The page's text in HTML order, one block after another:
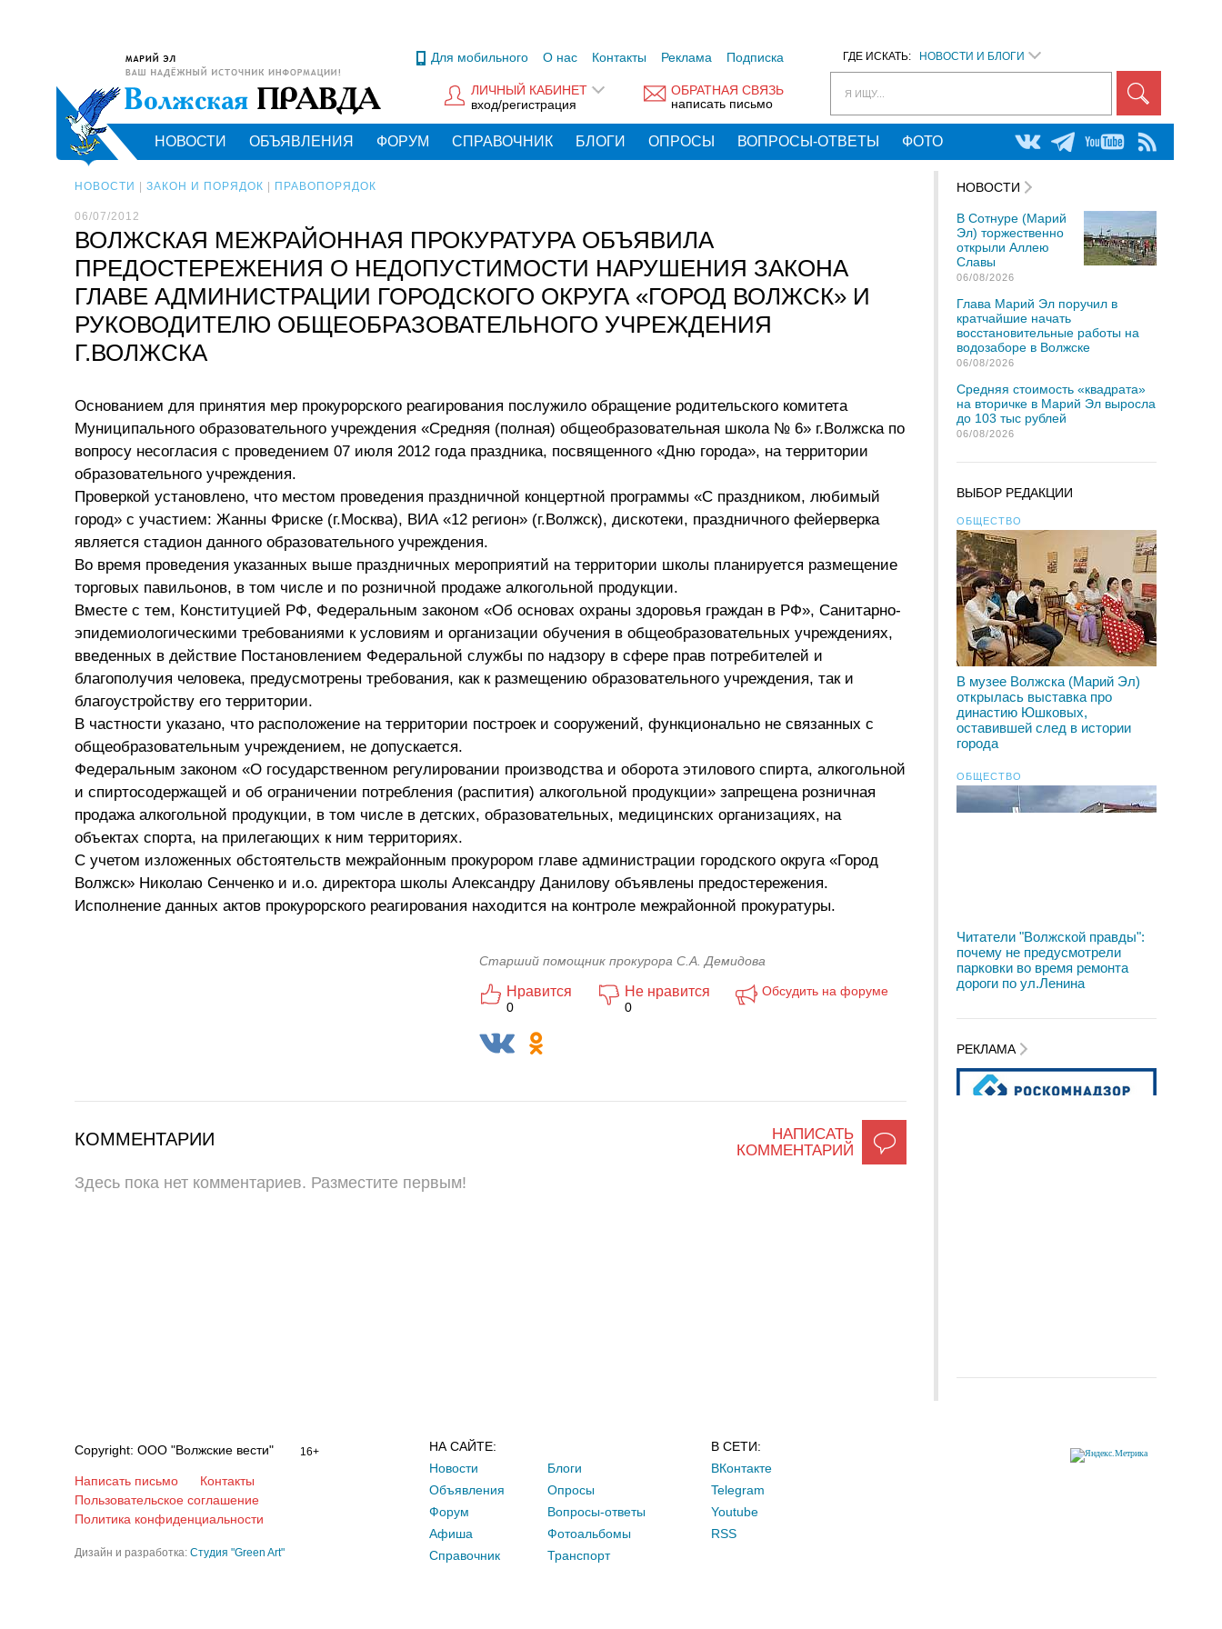
ГДЕ ИСКАТЬ: НОВОСТИ И БЛОГИ
Я ИЩУ...
Для мобильного О нас Контакты Реклама Подписка
ОБРАТНАЯ СВЯЗЬ
написать письмо
ЛИЧНЫЙ КАБИНЕТ
вход/регистрация
НОВОСТИ ОБЪЯВЛЕНИЯ ФОРУМ СПРАВОЧНИК БЛОГИ ОПРОСЫ ВОПРОСЫ-ОТВЕТЫ ФОТО
НОВОСТИ ЗАКОН И ПОРЯДОК ПРАВОПОРЯДОК
06/07/2012
ВОЛЖСКАЯ МЕЖРАЙОННАЯ ПРОКУРАТУРА ОБЪЯВИЛА
ПРЕДОСТЕРЕЖЕНИЯ О НЕДОПУСТИМОСТИ НАРУШЕНИЯ ЗАКОНА
ГЛАВЕ АДМИНИСТРАЦИИ ГОРОДСКОГО ОКРУГА «ГОРОД ВОЛЖСК» И
РУКОВОДИТЕЛЮ ОБЩЕОБРАЗОВАТЕЛЬНОГО УЧРЕЖДЕНИЯ
Г.ВОЛЖСКА
Основанием для принятия мер прокурорского реагирования послужило обращение родительского комитета
Муниципального образовательного учреждения «Средняя (полная) общеобразовательная школа № 6» г.Волжска по
вопросу несогласия с проведением 07 июля 2012 года праздника, посвященного «Дню города», на территории
образовательного учреждения.
Проверкой установлено, что местом проведения праздничной концертной программы «С праздником, любимый
город» с участием: Жанны Фриске (г.Москва), ВИА «12 регион» (г.Волжск), дискотеки, праздничного фейерверка
является стадион данного образовательного учреждения.
Во время проведения указанных выше праздничных мероприятий на территории школы планируется размещение
торговых павильонов, в том числе и по розничной продаже алкогольной продукции.
Вместе с тем, Конституцией РФ, Федеральным законом «Об основах охраны здоровья граждан в РФ», Санитарно-
эпидемиологическими требованиями к условиям и организации обучения в общеобразовательных учреждениях,
введенных в действие Постановлением Федеральной службы по надзору в сфере прав потребителей и
благополучия человека, предусмотрены требования, как к размещению образовательного учреждения, так и
благоустройству его территории.
В частности указано, что расположение на территории построек и сооружений, функционально не связанных с
общеобразовательным учреждением, не допускается.
Федеральным законом «О государственном регулировании производства и оборота этилового спирта, алкогольной
и спиртосодержащей и об ограничении потребления (распития) алкогольной продукции» запрещена розничная
продажа алкогольной продукции, в том числе в детских, образовательных, медицинских организациях, на
объектах спорта, на прилегающих к ним территориях.
С учетом изложенных обстоятельств межрайонным прокурором главе администрации городского округа «Город
Волжск» Николаю Сенченко и и.о. директора школы Александру Данилову объявлены предостережения.
Исполнение данных актов прокурорского реагирования находится на контроле межрайонной прокуратуры.
Старший помощник прокурора С.А. Демидова
Нравится
0
Не нравится
0
Обсудить на форуме
НАПИСАТЬ
КОММЕНТАРИЙ
КОММЕНТАРИИ
Здесь пока нет комментариев. Разместите первым!
НОВОСТИ
В Сотнуре (Марий
Эл) торжественно
открыли Аллею
Славы
06/08/2026
Глава Марий Эл поручил в
кратчайшие начать
восстановительные работы на
водозаборе в Волжске
06/08/2026
Средняя стоимость «квадрата»
на вторичке в Марий Эл выросла
до 103 тыс рублей
06/08/2026
ВЫБОР РЕДАКЦИИ
ОБЩЕСТВО
В музее Волжска (Марий Эл)
открылась выставка про
династию Юшковых,
оставившей след в истории
города
ОБЩЕСТВО
Читатели "Волжской правды":
почему не предусмотрели
парковки во время ремонта
дороги по ул.Ленина
РЕКЛАМА
Copyright: ООО "Волжские вести" 16+
Написать письмо
Контакты
Пользовательское соглашение
Политика конфиденциальности
Дизайн и разработка: Студия "Green Art"
НА САЙТЕ:
Новости
Объявления
Форум
Афиша
Справочник
Блоги
Опросы
Вопросы-ответы
Фотоальбомы
Транспорт
В СЕТИ:
ВКонтакте
Telegram
Youtube
RSS